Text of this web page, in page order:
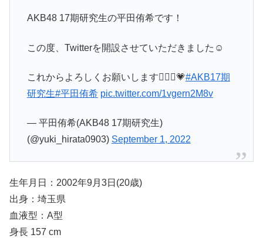
AKB48 17期研究生の平田侑希です！
この度、Twitterを開設させていただきました☺︎
これからよろしくお願いします🙇🏼‍♀️💗#AKB17期
研究生#平田侑希 pic.twitter.com/1vgern2M8v
— 平田侑希(AKB48 17期研究生)
(@yuki_hirata0903) September 1, 2022
生年月日：2002年9月3日(20歳)
出身：埼玉県
血液型：A型
身長 157 cm